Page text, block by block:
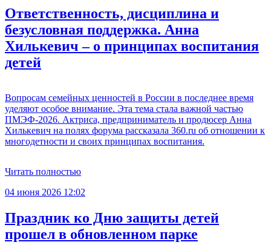
Ответственность, дисциплина и
безусловная поддержка. Анна
Хилькевич – о принципах воспитания
детей
Вопросам семейных ценностей в России в последнее время
уделяют особое внимание. Эта тема стала важной частью
ПМЭФ-2026. Актриса, предприниматель и продюсер Анна
Хилькевич на полях форума рассказала 360.ru об отношении к
многодетности и своих принципах воспитания.
Читать полностью
04 июня 2026 12:02
Праздник ко Дню защиты детей
прошел в обновленном парке